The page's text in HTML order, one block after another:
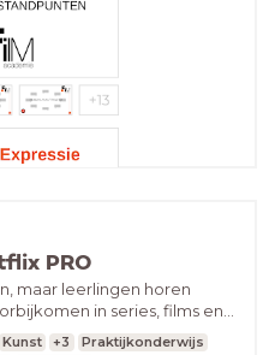
PRO
maar leerlingen horen
in series, films en
maken leerlingen kennis
Kunst +3
Praktijkonderwijs